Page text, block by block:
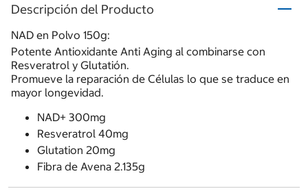
Descripción del Producto
NAD en Polvo 150g:
Potente Antioxidante Anti Aging al combinarse con
Resveratrol y Glutatión.
Promueve la reparación de Células lo que se traduce en
mayor longevidad.
NAD+ 300mg
Resveratrol 40mg
Glutation 20mg
Fibra de Avena 2.135g